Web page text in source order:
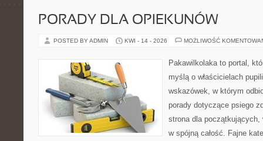
PORADY DLA OPIEKUNÓW
POSTED BY ADMIN KWI - 14 - 2026 MOŻLIWOŚĆ
Pakawilkolaka to portal,
myślą o właścicielach
wskazówek, w którym
porady dotyczące psiego
strona dla początkujących,
w spójną całość. Fajne